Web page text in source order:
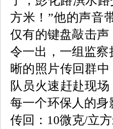
方米！”他的声音
仅有的键盘敲击
令一出，一组监
晰的照片传回群
队员火速赶赴现
每一个环保人的
传回：10微克/立